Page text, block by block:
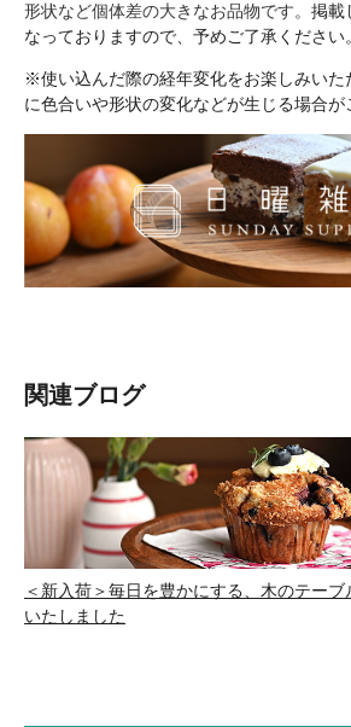
形状など個体差の大きなお品物です。 掲載
なっておりますので、予めご了承ください。
※使い込んだ際の経年変化をお楽しみいた
に色合いや形状の変化などが生じる場合が
関連ブログ
＜新入荷＞毎日を豊かにする、木のテー
いたしました